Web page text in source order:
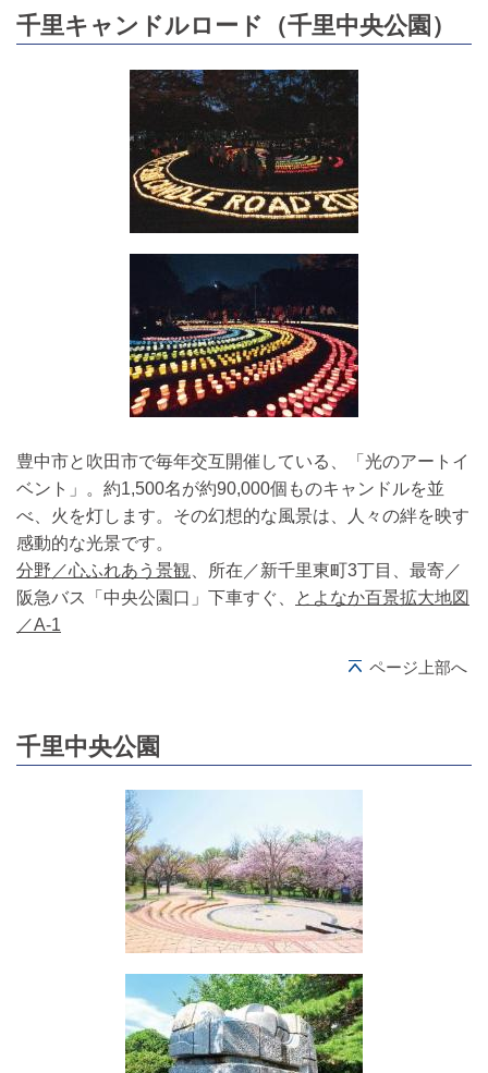
千里キャンドルロード（千里中央公園）
豊中市と吹田市で毎年交互開催している、「光のアートイ
ベント」。約1,500名が約90,000個ものキャンドルを並
べ、火を灯します。その幻想的な風景は、人々の絆を映す
感動的な光景です。
分野／心ふれあう景観、所在／新千里東町3丁目、最寄／
阪急バス「中央公園口」下車すぐ、
とよなか百景拡大地図
／A-1
ページ上部へ
千里中央公園